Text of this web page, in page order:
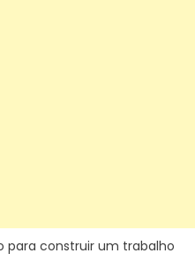
para construir um trabalho